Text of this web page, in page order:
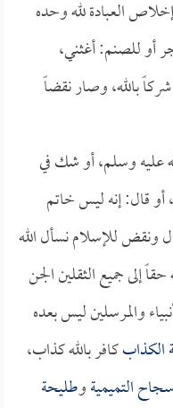
من إخلاص العبادة لله وحده
أو للصنم: أغثني،
بالله، وصار نقضاً
عليه وسلم، أو شك في
قال: إنه ليس خاتم
ونقض للإسلام نسأل الله
إلى جميع الثقلين الجن
والمرسلين ليس بعده
الكذابكافر بالله كذاب،
سجاح التميميةوطليحة